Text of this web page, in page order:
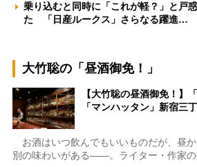
乗り込むと同時に「これが軽？」と戸
た 「日産ルークス」さらなる躍進…
大竹聡の「昼酒御免！」
【大竹聡の昼酒御免！】
「マンハッタン」新宿三
お酒はいつ飲んでもいいものだが、昼
別の味わいがある――。ライター・作家